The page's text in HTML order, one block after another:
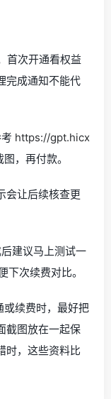
首次开通看权益
完成通知不能代
https://gpt.hicx
，再付款。
会让后续核查更
建议马上测试一
次续费对比。
续费时，最好把
截图放在一起保
时，这些资料比